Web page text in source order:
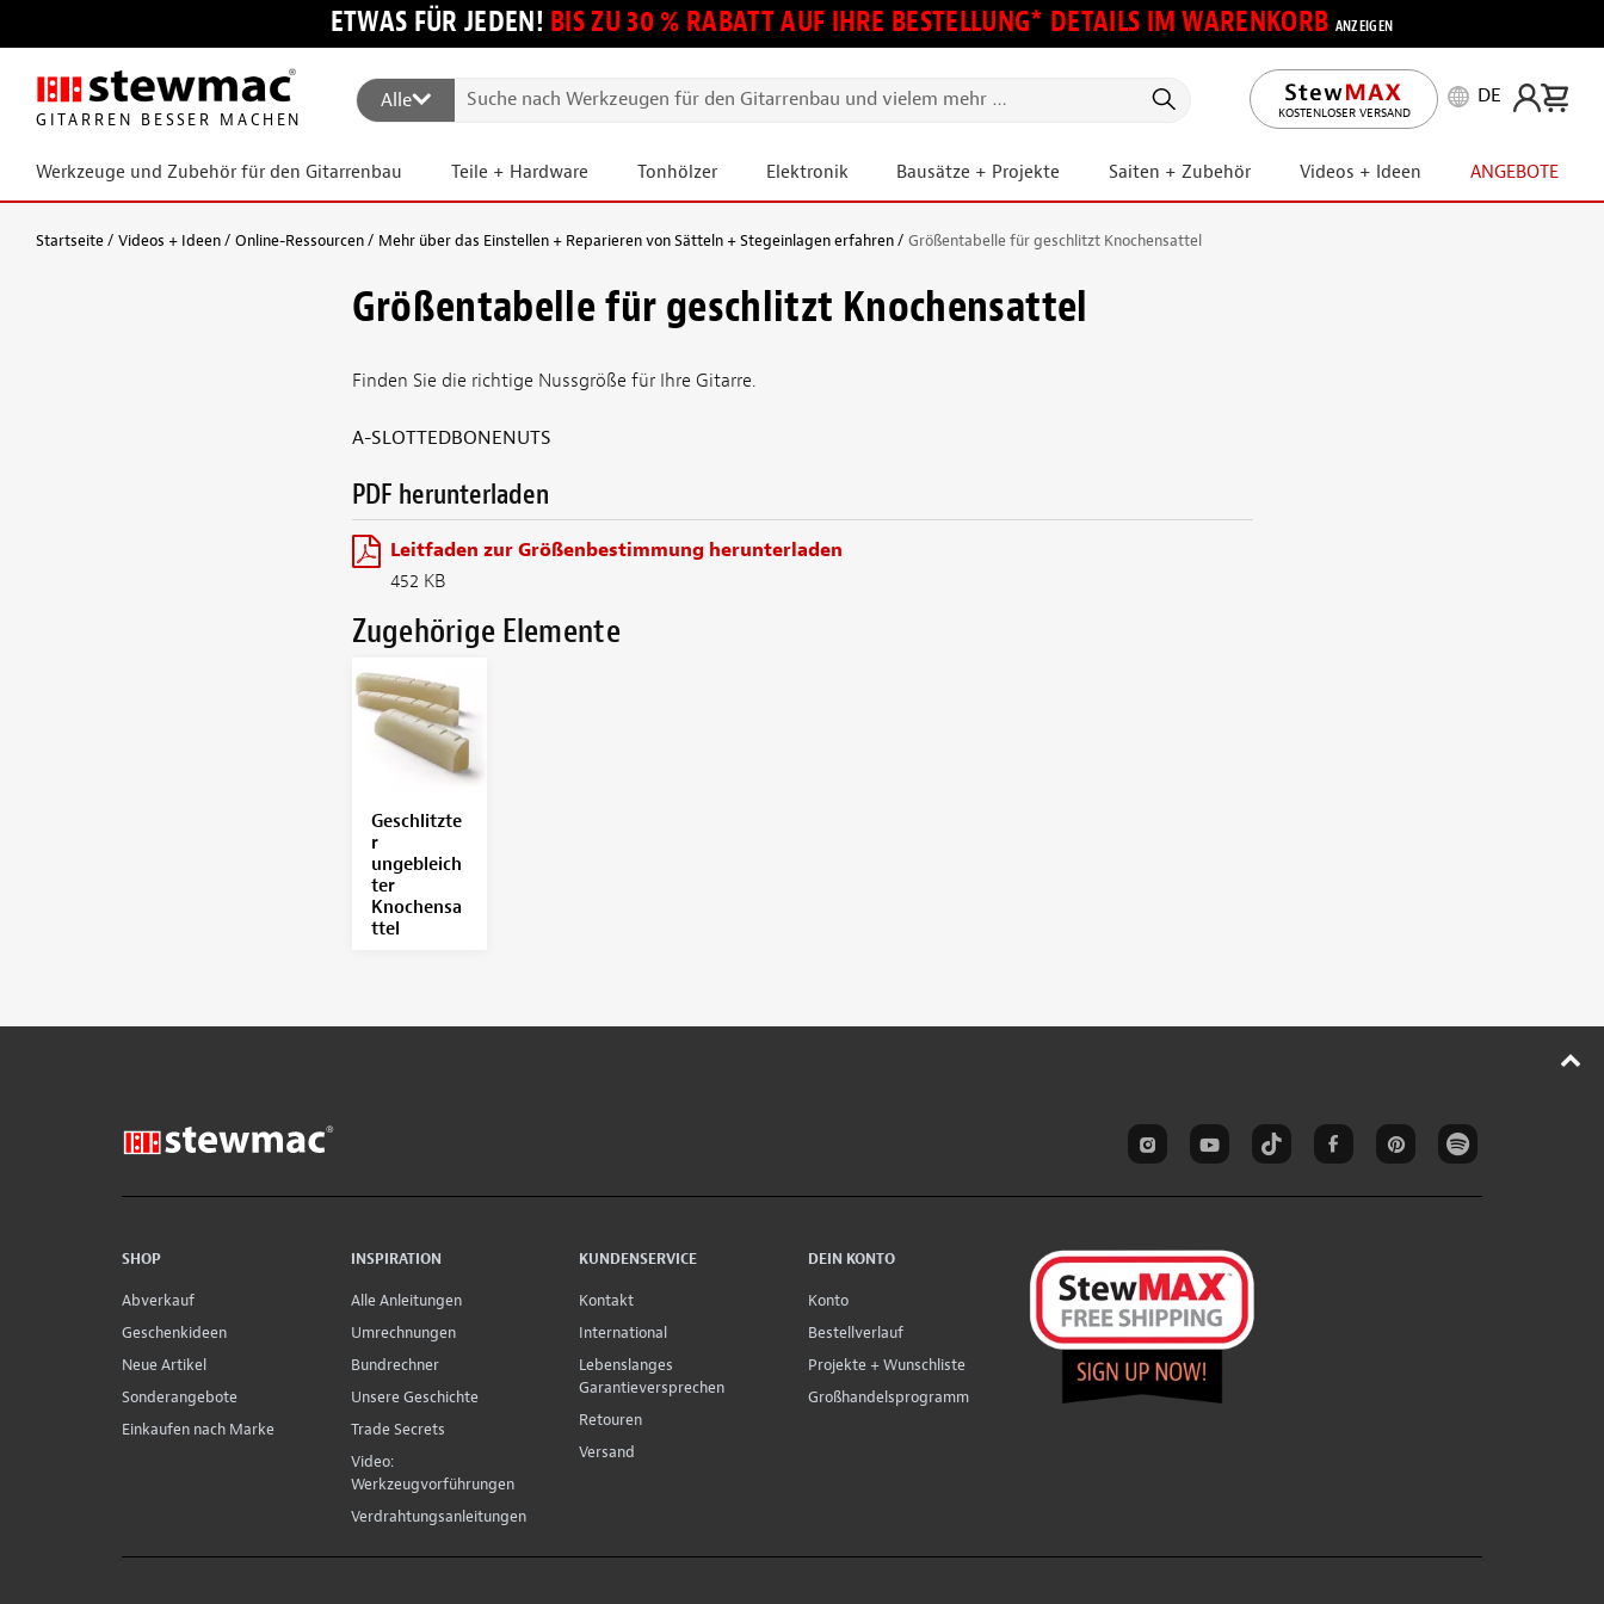
ETWAS FÜR JEDEN! BIS ZU 30 % RABATT AUF IHRE BESTELLUNG* DETAILS IM WARENKORB ANZEIGEN
GITARREN BESSER MACHEN
Alle
KOSTENLOSER VERSAND
DE
Werkzeuge und Zubehör für den Gitarrenbau Teile + Hardware Tonhölzer Elektronik Bausätze + Projekte Saiten + Zubehör Videos + Ideen ANGEBOTE
Startseite Videos + Ideen Online-Ressourcen Mehr über das Einstellen + Reparieren von Sätteln + Stegeinlagen erfahren Größentabelle für geschlitzt Knochensattel
Größentabelle für geschlitzt Knochensattel
Finden Sie die richtige Nussgröße für Ihre Gitarre.
A-SLOTTEDBONENUTS
PDF herunterladen
Leitfaden zur Größenbestimmung herunterladen
452 KB
Zugehörige Elemente
Geschlitzte
r
ungebleich
ter
Knochensa
ttel
SHOP
Abverkauf
Geschenkideen
Neue Artikel
Sonderangebote
Einkaufen nach Marke
INSPIRATION
Alle Anleitungen
Umrechnungen
Bundrechner
Unsere Geschichte
Trade Secrets
Video:
Werkzeugvorführungen
Verdrahtungsanleitungen
KUNDENSERVICE
Kontakt
International
Lebenslanges
Garantieversprechen
Retouren
Versand
DEIN KONTO
Konto
Bestellverlauf
Projekte + Wunschliste
Großhandelsprogramm